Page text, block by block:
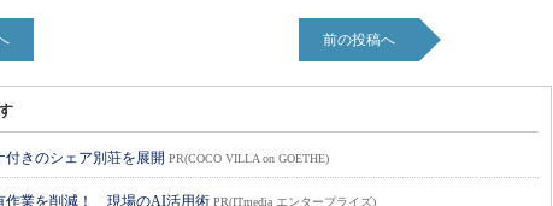
前の投稿へ
きのシェア別荘を展開 PR(COCO VILLA on GOETHE)
作業を削減！ 現場のAI活用術 PR(ITmedia エンタープライズ)